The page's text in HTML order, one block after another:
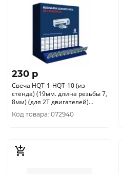
230 p
Свеча HQT-1-HQT-10 (из
стенда) (19мм. длина резьбы 7,
8мм) (для 2Т двигателей)
Хускварна 5932001-01
Код товара: 072940